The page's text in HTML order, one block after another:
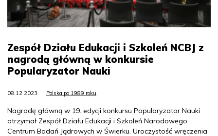
Zespół Działu Edukacji i Szkoleń NCBJ z
nagrodą główną w konkursie
Popularyzator Nauki
08.12.2023 Polska po 1989 roku
Nagrodę główną w 19. edycji konkursu Popularyzator Nauki
otrzymał Zespół Działu Edukacji i Szkoleń Narodowego
Centrum Badań Jądrowych w Świerku. Uroczystość wręczenia